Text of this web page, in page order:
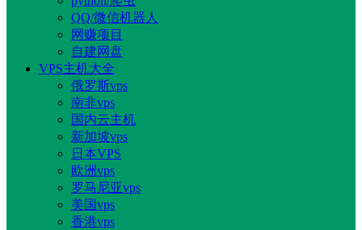
QQ/微信机器人
网赚项目
自建网盘
VPS主机大全
俄罗斯vps
南非vps
国内云主机
新加坡vps
日本VPS
欧洲vps
罗马尼亚vps
美国vps
香港vps